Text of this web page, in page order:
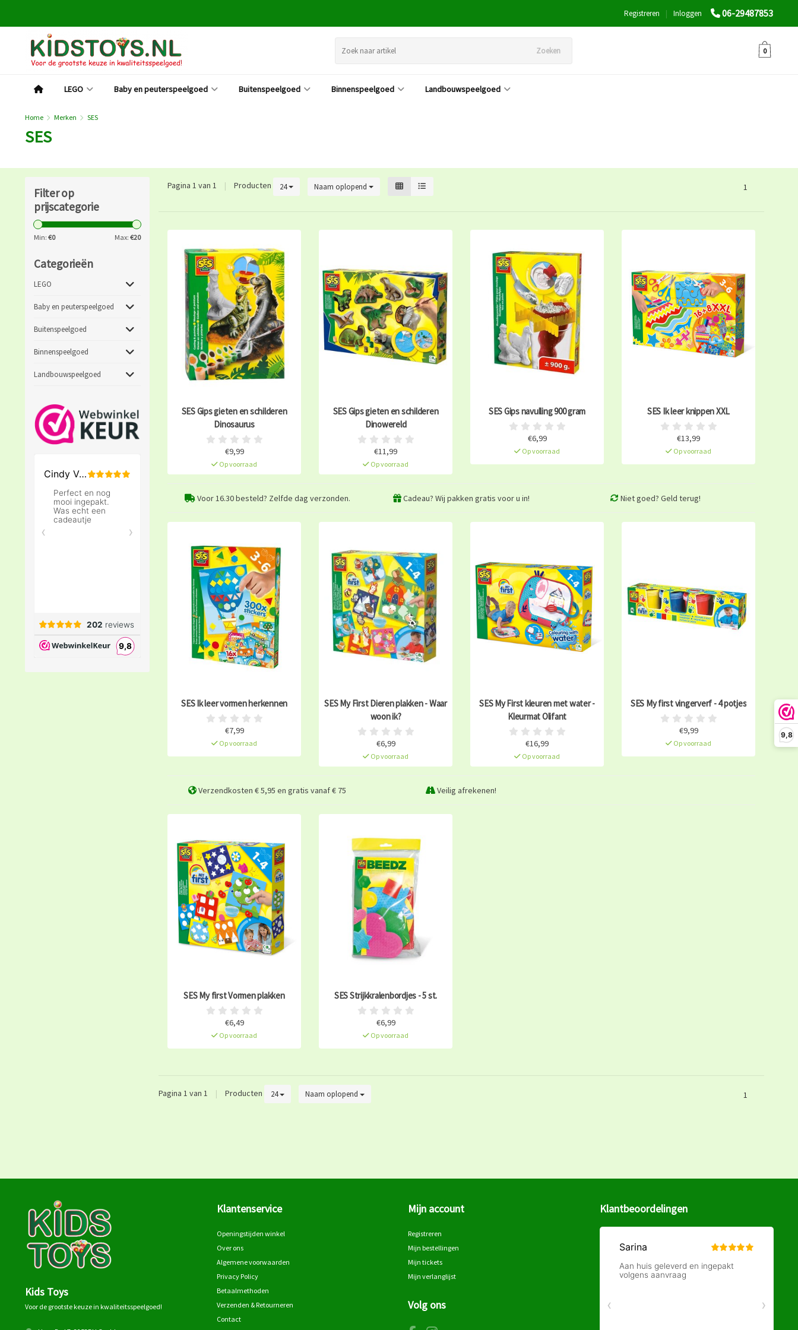
9,8
06-29487853
Inloggen
|
Registreren
Zoeken 0
LEGO Baby en peuterspeelgoed Buitenspeelgoed Binnenspeelgoed Landbouwspeelgoed
Home Merken SES
SES
Filter op
prijscategorie
Min: €0 Max: €20
Categorieën
LEGO
Baby en peuterspeelgoed
Buitenspeelgoed
Binnenspeelgoed
Landbouwspeelgoed
Pagina 1 van 1 | Producten 24 Naam oplopend 1
SES Gips gieten en schilderen
Dinosaurus
€9,99
Op voorraad
SES Gips gieten en schilderen
Dinowereld
€11,99
Op voorraad
SES Gips navulling 900 gram
€6,99
Op voorraad
SES Ik leer knippen XXL
€13,99
Op voorraad
Voor 16.30 besteld? Zelfde dag verzonden. Cadeau? Wij pakken gratis voor u in! Niet goed? Geld terug!
SES Ik leer vormen herkennen
€7,99
Op voorraad
SES My First Dieren plakken - Waar
woon ik?
€6,99
Op voorraad
SES My First kleuren met water -
Kleurmat Olifant
€16,99
Op voorraad
SES My first vingerverf - 4 potjes
€9,99
Op voorraad
Verzendkosten € 5,95 en gratis vanaf € 75 Veilig afrekenen!
SES My first Vormen plakken
€6,49
Op voorraad
SES Strijkkralenbordjes - 5 st.
€6,99
Op voorraad
Pagina 1 van 1 | Producten 24 Naam oplopend 1
Kids Toys
Voor de grootste keuze in kwaliteitsspeelgoed!
Klantenservice
Openingstijden winkel
Over ons
Algemene voorwaarden
Privacy Policy
Betaalmethoden
Verzenden & Retourneren
Contact
Mijn account
Registreren
Mijn bestellingen
Mijn tickets
Mijn verlanglijst
Volg ons
Klantbeoordelingen